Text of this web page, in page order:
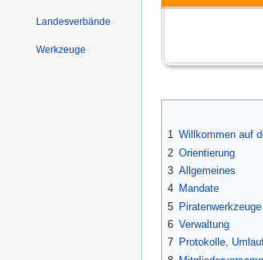
1 Willkommen auf
2 Orientierung
3 Allgemeines
4 Mandate
5 Piratenwerkzeuge
6 Verwaltung
7 Protokolle,
Landesverbände
Werkzeuge